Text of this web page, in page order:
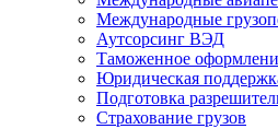
Международные
Аутсорсинг ВЭД
Таможенное
Юридическая
Подготовка
Страхование грузов